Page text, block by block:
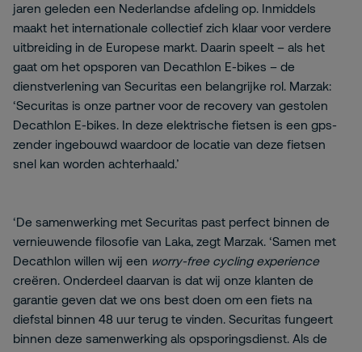
jaren geleden een Nederlandse afdeling op. Inmiddels
maakt het internationale collectief zich klaar voor verdere
uitbreiding in de Europese markt. Daarin speelt – als het
gaat om het opsporen van Decathlon E-bikes – de
dienstverlening van Securitas een belangrijke rol. Marzak:
‘Securitas is onze partner voor de recovery van gestolen
Decathlon E-bikes. In deze elektrische fietsen is een gps-
zender ingebouwd waardoor de locatie van deze fietsen
snel kan worden achterhaald.’
‘De samenwerking met Securitas past perfect binnen de
vernieuwende filosofie van Laka, zegt Marzak. ‘Samen met
Decathlon willen wij een worry-free cycling experience
creëren. Onderdeel daarvan is dat wij onze klanten de
garantie geven dat we ons best doen om een fiets na
diefstal binnen 48 uur terug te vinden. Securitas fungeert
binnen deze samenwerking als opsporingsdienst. Als de